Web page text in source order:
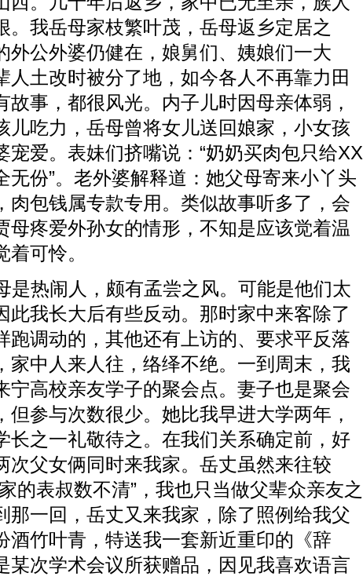
。我岳母家枝繁叶茂，岳母返乡定居之
外公外婆仍健在，娘舅们、姨娘们一大
人土改时被分了地，如今各人不再靠力田
故事，都很风光。内子儿时因母亲体弱，
儿吃力，岳母曾将女儿送回娘家，小女孩
宠爱。表妹们挤嘴说：“奶奶买肉包只给XX
无份”。老外婆解释道：她父母寄来小丫头
肉包钱属专款专用。类似故事听多了，会
母疼爱外孙女的情形，不知是应该觉着温
着可怜。
热闹人，颇有孟尝之风。可能是他们太
此我长大后有些反动。那时家中来客除了
跑调动的，其他还有上访的、要求平反落
家中人来人往，络绎不绝。一到周末，我
宁高校亲友学子的聚会点。妻子也是聚会
但参与次数很少。她比我早进大学两年，
长之一礼敬待之。在我们关系确定前，好
次父女俩同时来我家。岳丈虽然来往较
的表叔数不清”，我也只当做父辈众亲友之
那一回，岳丈又来我家，除了照例给我父
酒竹叶青，特送我一套新近重印的《辞
某次学术会议所获赠品，因见我喜欢语言